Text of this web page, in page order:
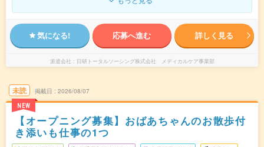
気になる! 応募へ進む 詳しく見る
派遣会社 日研トータルソーシング株式会社 メディカルケア事業部
未読
NEW
掲載日 2026/08/07
【オープニング募集】おばあちゃんのお散歩付
き添いも仕事の1つ